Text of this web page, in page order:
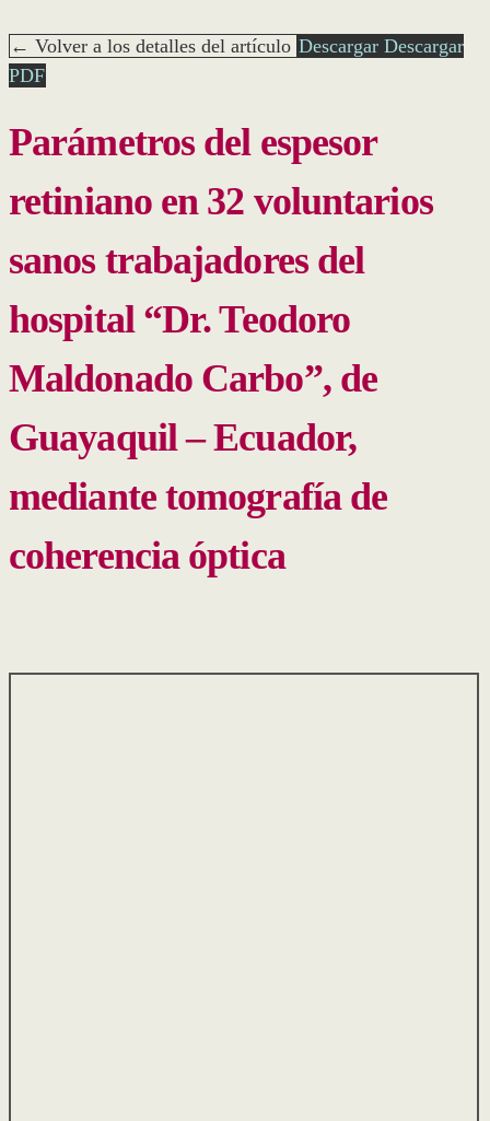
← Volver a los detalles del artículo Descargar Descargar
PDF
Parámetros del espesor
retiniano en 32 voluntarios
sanos trabajadores del
hospital “Dr. Teodoro
Maldonado Carbo”, de
Guayaquil – Ecuador,
mediante tomografía de
coherencia óptica